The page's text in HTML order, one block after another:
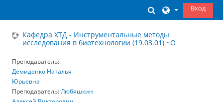
ИзменитьВход
Кафедра ХТД - Инструментальные методы
исследования в биотехнологии (19.03.01) ~О
Преподаватель:
Демиденко Наталья
Юрьевна
Преподаватель:Любяшкин